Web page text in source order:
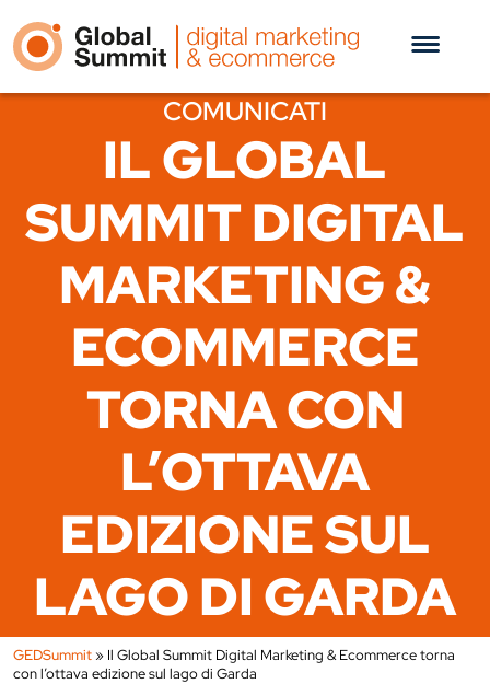
COMUNICATI
IL GLOBAL
SUMMIT DIGITAL
MARKETING &
ECOMMERCE
TORNA CON
L’OTTAVA
EDIZIONE SUL
LAGO DI GARDA
GEDSummit» Il Global Summit Digital Marketing & Ecommerce torna
con l’ottava edizione sul lago di Garda